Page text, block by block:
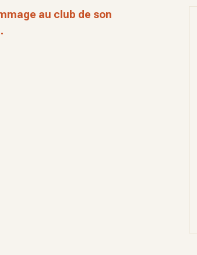
au club de son